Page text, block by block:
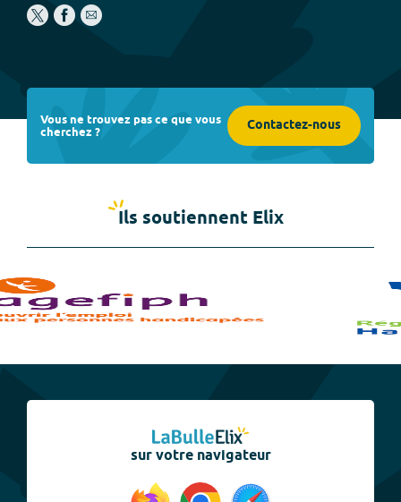
Vous ne trouvez pas ce que vous
cherchez ? Contactez-nous
Ils soutiennent Elix
sur votre navigateur